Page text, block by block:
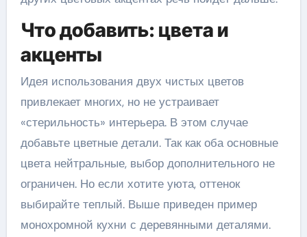
Что добавить: цвета и
акценты
Идея использования двух чистых цветов
привлекает многих, но не устраивает
«стерильность» интерьера. В этом случае
добавьте цветные детали. Так как оба основные
цвета нейтральные, выбор дополнительного не
ограничен. Но если хотите уюта, оттенок
выбирайте теплый. Выше приведен пример
монохромной кухни с деревянными деталями.